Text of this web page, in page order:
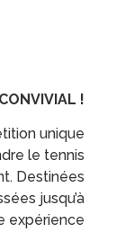
!
unique
le tennis
Destinées
jusqu’à
expérience